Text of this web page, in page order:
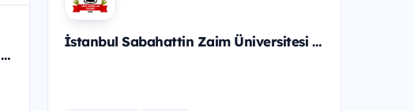
Istanbul Sabahattin Zaim Üniversitesi Blokzincir Kulübü
İstanbul Sabahattin Zaim Üniversitesi Genç Tarihçiler Kulübü